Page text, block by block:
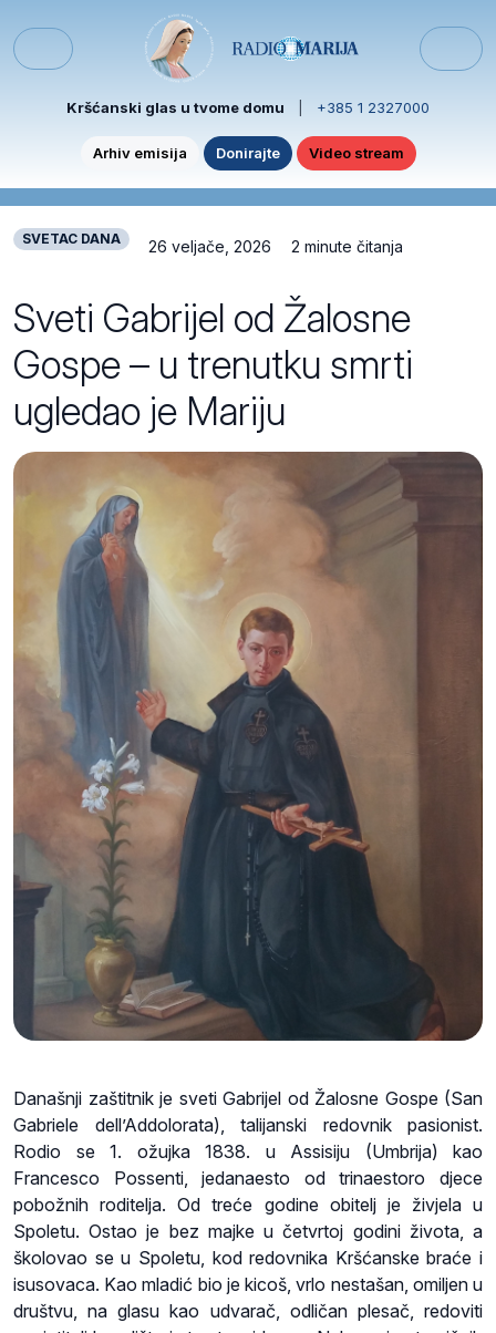
Menu
Kršćanski glas u tvome domu +385 1 2327000
Arhiv emisija Donirajte Video stream
SVETAC DANA 26 veljače, 2026 2 minute čitanja
Sveti Gabrijel od Žalosne
Gospe – u trenutku smrti
ugledao je Mariju
Današnji zaštitnik je sveti Gabrijel od Žalosne Gospe (San
Gabriele dell’Addolorata), talijanski redovnik pasionist.
Rodio se 1. ožujka 1838. u Assisiju (Umbrija) kao
Francesco Possenti, jedanaesto od trinaestoro djece
pobožnih roditelja. Od treće godine obitelj je živjela u
Spoletu. Ostao je bez majke u četvrtoj godini života, a
školovao se u Spoletu, kod redovnika Kršćanske braće i
isusovaca. Kao mladić bio je kicoš, vrlo nestašan, omiljen u
društvu, na glasu kao udvarač, odličan plesač, redoviti